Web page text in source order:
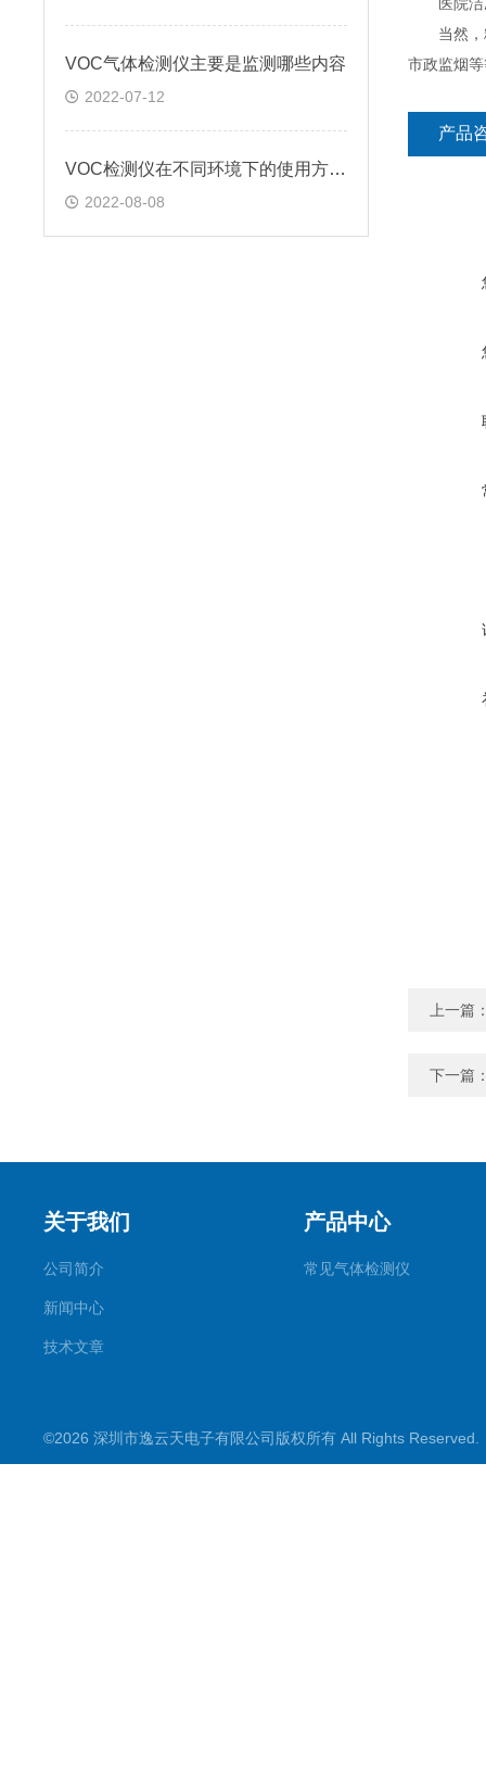
VOC气体检测仪主要是监测哪些内容
2022-07-12
VOC检测仪在不同环境下的使用方法?
2022-08-08
当然，粉
市政监烟
产品
上一篇
下一篇
关于我们
公司简介
新闻中心
技术文章
产品中心
常见气体检测仪
©2026 深圳市逸云天电子有限公司版权所有 All Rights